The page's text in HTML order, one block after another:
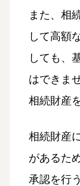
また、相
して高額
しても、
はできま
相続財産
相続財産
があるた
承認を行